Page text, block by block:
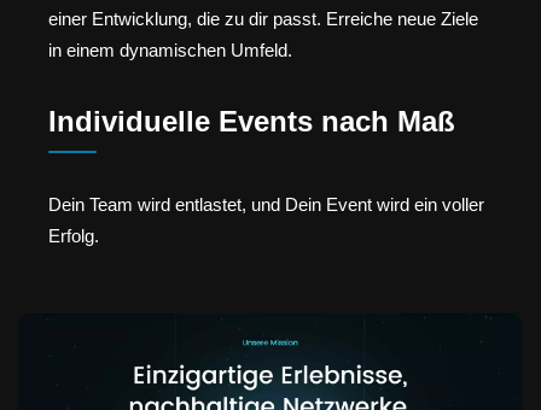
einer Entwicklung, die zu dir passt. Erreiche neue Ziele
in einem dynamischen Umfeld.
Individuelle Events nach Maß
Dein Team wird entlastet, und Dein Event wird ein voller
Erfolg.